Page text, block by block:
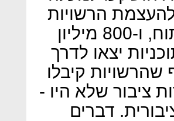
שקל להעצמת הרשויות
המקומיות שכוללים את תקציבי האיזון ופיתוח, ו-800 מיליון
יצאו לדרך
קיבלו
ציבור שלא היו -
דברים